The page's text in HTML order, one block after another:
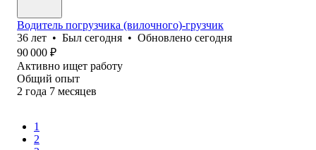
Водитель погрузчика (вилочного)-грузчик
36 лет • Был сегодня • Обновлено сегодня
90 000 ₽
Активно ищет работу
Общий опыт
2 года 7 месяцев
1
2